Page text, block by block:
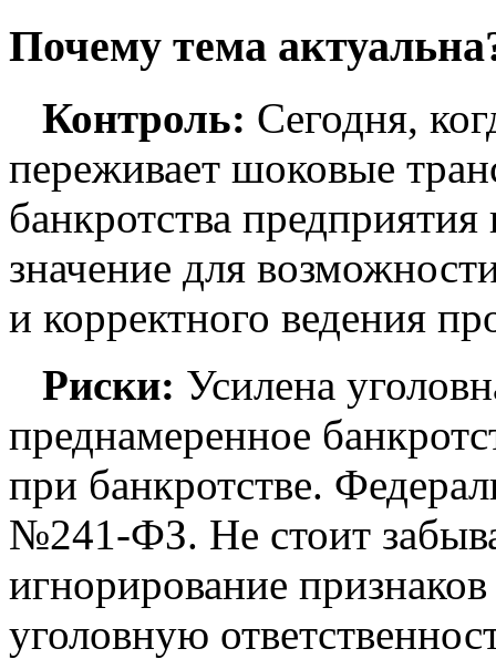
Почему тема
Контроль: Сегодня,
переживает шоковые
банкротства
значение для
и корректного ведения
Риски: Усилена
преднамеренное
при банкротстве.
№241-ФЗ. Не стоит
игнорирование
уголовную